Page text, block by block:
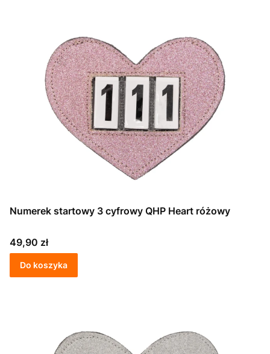
Numerek startowy 3 cyfrowy QHP Heart różowy
Cena
49,90 zł
Do koszyka